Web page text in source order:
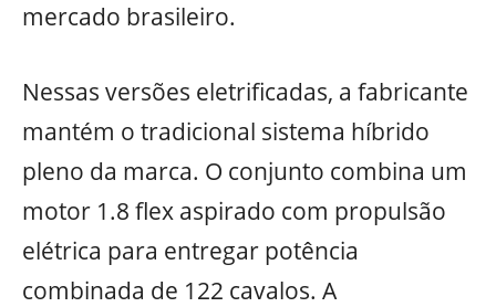
mercado brasileiro.
Nessas versões eletrificadas, a fabricante
mantém o tradicional sistema híbrido
pleno da marca. O conjunto combina um
motor 1.8 flex aspirado com propulsão
elétrica para entregar potência
combinada de 122 cavalos. A